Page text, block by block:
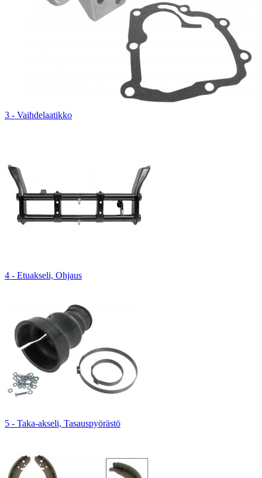
3 - Vaihdelaatikko
4 - Etuakseli, Ohjaus
5 - Taka-akseli, Tasauspyörästö